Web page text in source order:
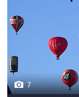
Фестиваль